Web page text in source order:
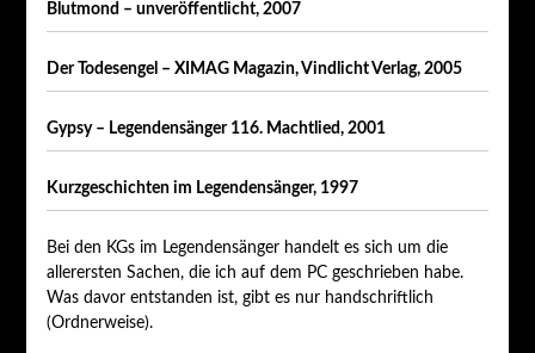
Blutmond – unveröffentlicht, 2007
Der Todesengel – XIMAG Magazin, Vindlicht Verlag, 2005
Gypsy – Legendensänger 116. Machtlied, 2001
Kurzgeschichten im Legendensänger, 1997
Bei den KGs im Legendensänger handelt es sich um die
allerersten Sachen, die ich auf dem PC geschrieben habe.
Was davor entstanden ist, gibt es nur handschriftlich
(Ordnerweise).